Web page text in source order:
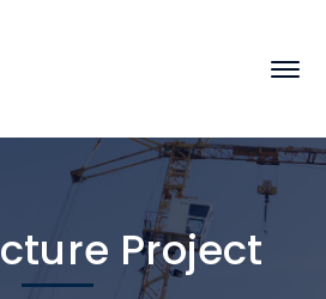
Project